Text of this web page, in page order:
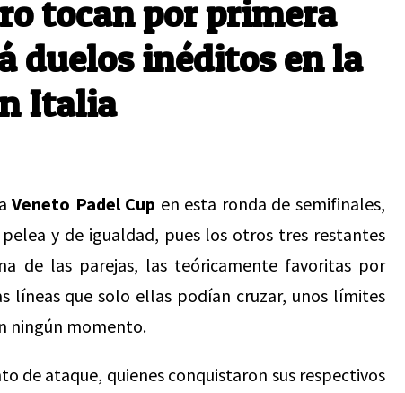
tocan por primera
duelos inéditos en la
Italia
Veneto Padel Cup en esta ronda de semifinales,
y de igualdad, pues los otros tres restantes
de las parejas, las teóricamente favoritas por
líneas que solo ellas podían cruzar, unos límites
ningún momento.
de ataque, quienes conquistaron sus respectivos